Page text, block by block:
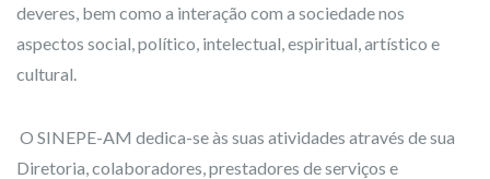
deveres, bem como a interação com a sociedade nos
aspectos social, político, intelectual, espiritual, artístico e
cultural.
O SINEPE-AM dedica-se às suas atividades através de sua
Diretoria, colaboradores, prestadores de serviços e